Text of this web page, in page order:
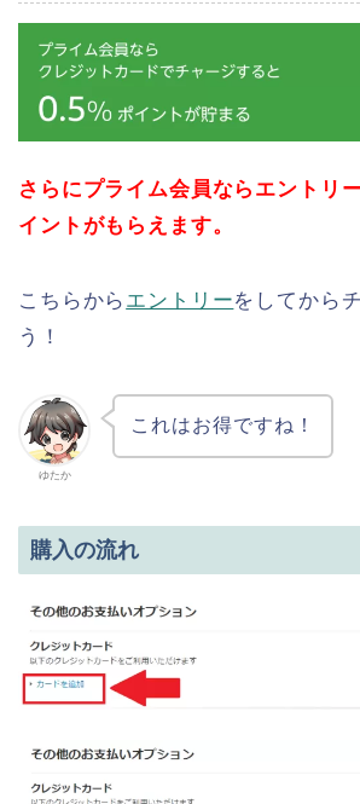
さらにプライム会員ならエントリ
イントがもらえます。
こちらから エントリーをしてから
う！
ゆたか
これはお得ですね！
購入の流れ